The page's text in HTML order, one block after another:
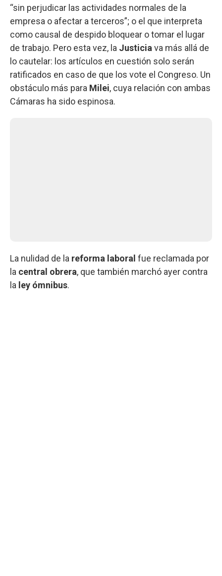
“sin perjudicar las actividades normales de la
empresa o afectar a terceros”; o el que interpreta
como causal de despido bloquear o tomar el lugar
de trabajo. Pero esta vez, la Justicia va más allá de
lo cautelar: los artículos en cuestión solo serán
ratificados en caso de que los vote el Congreso. Un
obstáculo más para Milei, cuya relación con ambas
Cámaras ha sido espinosa.
La nulidad de la reforma laboral fue reclamada por
la central obrera, que también marchó ayer contra
la ley ómnibus.